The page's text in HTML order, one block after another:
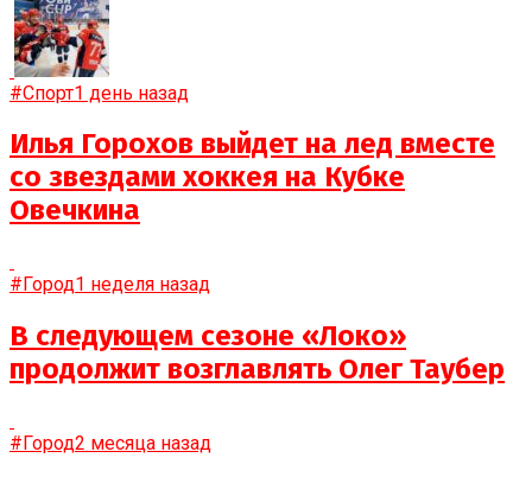
#Спорт1 день назад
Илья Горохов выйдет на лед вместе
со звездами хоккея на Кубке
Овечкина
#Город1 неделя назад
В следующем сезоне «Локо»
продолжит возглавлять Олег Таубер
#Город2 месяца назад